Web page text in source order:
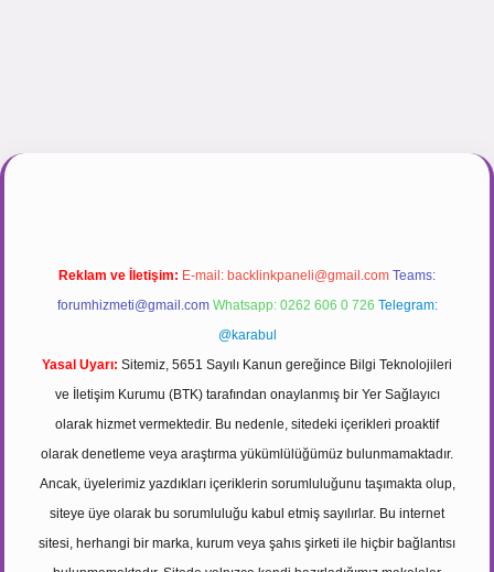
Reklam ve İletişim: E-mail: backlinkpaneli@gmail.com Teams:
forumhizmeti@gmail.com Whatsapp: 0262 606 0 726 Telegram:
@karabul
Yasal Uyarı: Sitemiz, 5651 Sayılı Kanun gereğince Bilgi Teknolojileri
ve İletişim Kurumu (BTK) tarafından onaylanmış bir Yer Sağlayıcı
olarak hizmet vermektedir. Bu nedenle, sitedeki içerikleri proaktif
olarak denetleme veya araştırma yükümlülüğümüz bulunmamaktadır.
Ancak, üyelerimiz yazdıkları içeriklerin sorumluluğunu taşımakta olup,
siteye üye olarak bu sorumluluğu kabul etmiş sayılırlar. Bu internet
sitesi, herhangi bir marka, kurum veya şahıs şirketi ile hiçbir bağlantısı